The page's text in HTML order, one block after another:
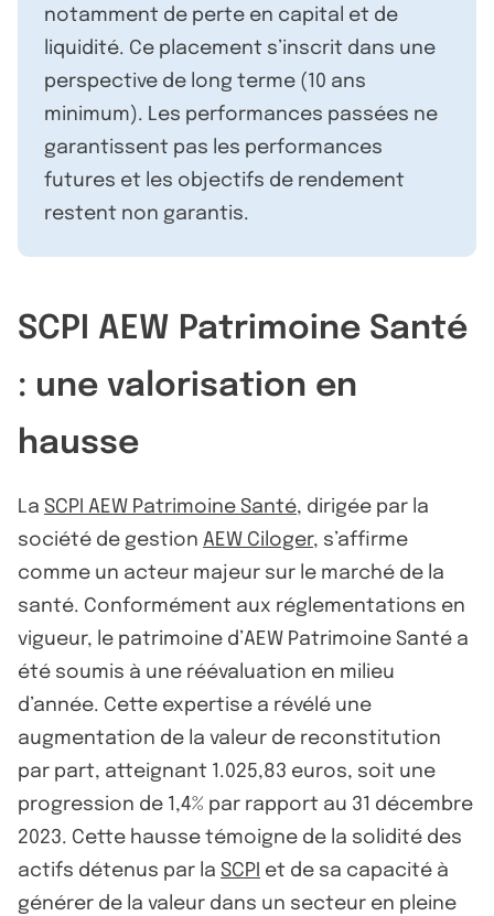
notamment de perte en capital et de
liquidité. Ce placement s’inscrit dans une
perspective de long terme (10 ans
minimum). Les performances passées ne
garantissent pas les performances
futures et les objectifs de rendement
restent non garantis.
SCPI AEW Patrimoine Santé
: une valorisation en
hausse
La SCPI AEW Patrimoine Santé, dirigée par la
société de gestion AEW Ciloger, s’affirme
comme un acteur majeur sur le marché de la
santé. Conformément aux réglementations en
vigueur, le patrimoine d’AEW Patrimoine Santé a
été soumis à une réévaluation en milieu
d’année. Cette expertise a révélé une
augmentation de la valeur de reconstitution
par part, atteignant 1.025,83 euros, soit une
progression de 1,4% par rapport au 31 décembre
2023. Cette hausse témoigne de la solidité des
actifs détenus par la SCPI et de sa capacité à
générer de la valeur dans un secteur en pleine